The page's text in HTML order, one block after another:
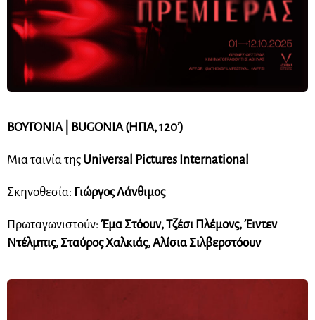
ΒΟΥΓΟΝΙΑ | BUGONIA (ΗΠΑ, 120’)
Μια ταινία της Universal Pictures International
Σκηνοθεσία: Γιώργος Λάνθιμος
Πρωταγωνιστούν: Έμα Στόουν, Τζέσι Πλέμονς, Έιντεν
Ντέλμπις, Σταύρος Χαλκιάς, Αλίσια Σιλβερστόουν